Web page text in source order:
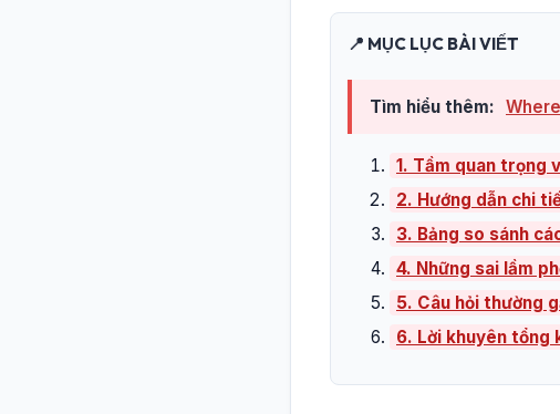
📍 MỤC LỤC BÀI VIẾT
Tìm hiểu thêm:
1. Tầm quan trọng
2. Hướng dẫn chi
3. Bảng so sánh
4. Những sai lầm
5. Câu hỏi thường
6. Lời khuyên tổng